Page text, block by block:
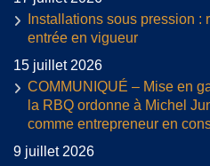
Installations sous pression :
entrée en vigueur
15 juillet 2026
COMMUNIQUÉ – Mise en
la RBQ ordonne à Michel
comme entrepreneur en
9 juillet 2026